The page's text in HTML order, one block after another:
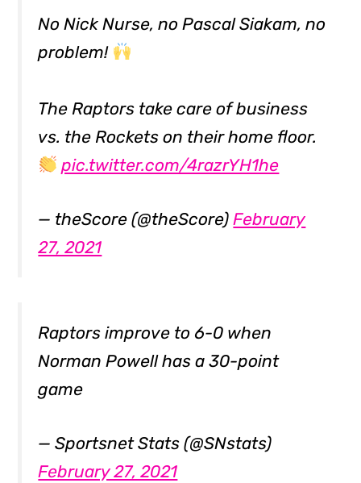
No Nick Nurse, no Pascal Siakam, no
problem!
The Raptors take care of business
vs. the Rockets on their home floor.
pic.twitter.com/4razrYH1he
— theScore (@theScore)February
27, 2021
Raptors improve to 6-0 when
Norman Powell has a 30-point
game
— Sportsnet Stats (@SNstats)
February 27, 2021